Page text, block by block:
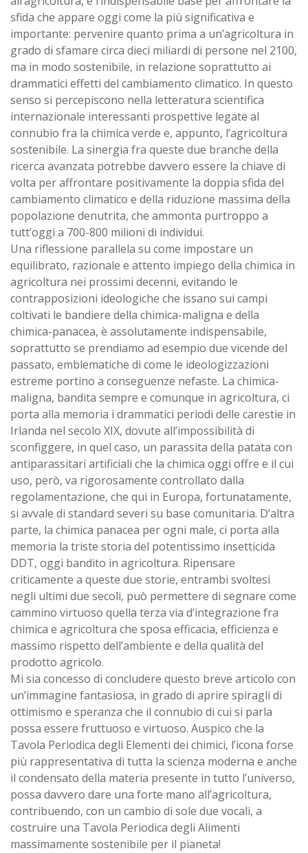
sfida che appare oggi come la più significativa e
importante: pervenire quanto prima a un’agricoltura in
grado di sfamare circa dieci miliardi di persone nel 2100,
ma in modo sostenibile, in relazione soprattutto ai
drammatici effetti del cambiamento climatico. In questo
senso si percepiscono nella letteratura scientifica
internazionale interessanti prospettive legate al
connubio fra la chimica verde e, appunto, l’agricoltura
sostenibile. La sinergia fra queste due branche della
ricerca avanzata potrebbe davvero essere la chiave di
volta per affrontare positivamente la doppia sfida del
cambiamento climatico e della riduzione massima della
popolazione denutrita, che ammonta purtroppo a
tutt’oggi a 700-800 milioni di individui.
Una riflessione parallela su come impostare un
equilibrato, razionale e attento impiego della chimica in
agricoltura nei prossimi decenni, evitando le
contrapposizioni ideologiche che issano sui campi
coltivati le bandiere della chimica-maligna e della
chimica-panacea, è assolutamente indispensabile,
soprattutto se prendiamo ad esempio due vicende del
passato, emblematiche di come le ideologizzazioni
estreme portino a conseguenze nefaste. La chimica-
maligna, bandita sempre e comunque in agricoltura, ci
porta alla memoria i drammatici periodi delle carestie in
Irlanda nel secolo XIX, dovute all’impossibilità di
sconfiggere, in quel caso, un parassita della patata con
antiparassitari artificiali che la chimica oggi offre e il cui
uso, però, va rigorosamente controllato dalla
regolamentazione, che qui in Europa, fortunatamente,
si avvale di standard severi su base comunitaria. D’altra
parte, la chimica panacea per ogni male, ci porta alla
memoria la triste storia del potentissimo insetticida
DDT, oggi bandito in agricoltura. Ripensare
criticamente a queste due storie, entrambi svoltesi
negli ultimi due secoli, può permettere di segnare come
cammino virtuoso quella terza via d’integrazione fra
chimica e agricoltura che sposa efficacia, efficienza e
massimo rispetto dell’ambiente e della qualità del
prodotto agricolo.
Mi sia concesso di concludere questo breve articolo con
un’immagine fantasiosa, in grado di aprire spiragli di
ottimismo e speranza che il connubio di cui si parla
possa essere fruttuoso e virtuoso. Auspico che la
Tavola Periodica degli Elementi dei chimici, l’icona forse
più rappresentativa di tutta la scienza moderna e anche
il condensato della materia presente in tutto l’universo,
possa davvero dare una forte mano all’agricoltura,
contribuendo, con un cambio di sole due vocali, a
costruire una Tavola Periodica degli Alimenti
massimamente sostenibile per il pianeta!